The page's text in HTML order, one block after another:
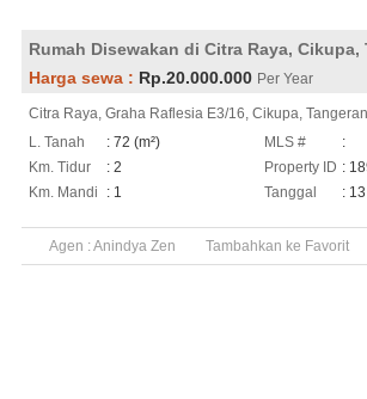
Rumah Disewakan di Citra Raya, Cikupa,
Harga sewa : Rp.20.000.000 Per Year
Citra Raya, Graha Raflesia E3/16, Cikupa,
L. Tanah
: 72 (m²)
Km. Tidur
: 2
Km. Mandi
: 1
MLS #
:
Property ID :
Tanggal
:
Agen :Anindya Zen Tambahkan ke Favorit